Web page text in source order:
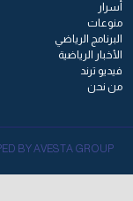
أسرار
منوعات
البرنامج الرياضي
الأخبار الرياضية
فيديو ترند
من نحن
BY AVESTA GROUP